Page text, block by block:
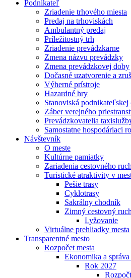
Podnikateľ
Zriadenie trhového miesta
Predaj na trhoviskách
Ambulantný predaj
Príležitostný trh
Zriadenie prevádzkarne
Zmena názvu prevádzky
Zmena prevádzkovej doby
Dočasné uzatvorenie a
Výherné prístroje
Hazardné hry
Stanoviská podnikateľskej
Záber verejného
Prevádzkovatelia
Samostatne hospodáriaci
Návštevník
O meste
Kultúrne pamiatky
Zariadenia cestovného
Turistické atraktivity v
Pešie trasy
Cyklotrasy
Sakrálny chodník
Zimný cestovný ruch
Lyžovanie
Virtuálne prehliadky mesta
Transparentné mesto
Rozpočet mesta
Ekonomika a
Rok 2027